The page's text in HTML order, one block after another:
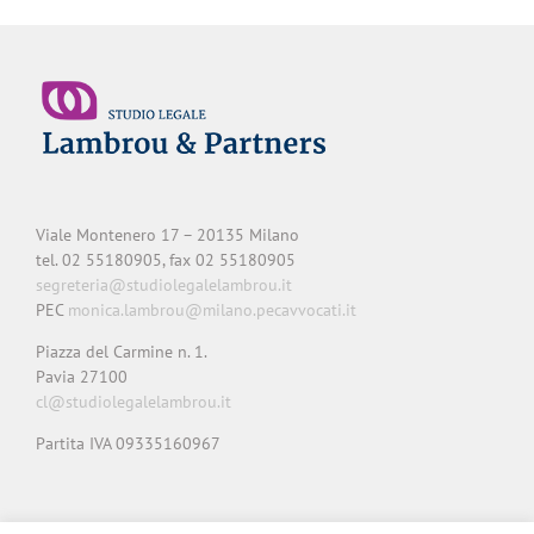
Viale Montenero 17 – 20135 Milano
tel. 02 55180905, fax 02 55180905
segreteria@studiolegalelambrou.it
PEC monica.lambrou@milano.pecavvocati.it
Piazza del Carmine n. 1.
Pavia 27100
cl@studiolegalelambrou.it
Partita IVA 09335160967
Privacy Cookie Note legali Credits